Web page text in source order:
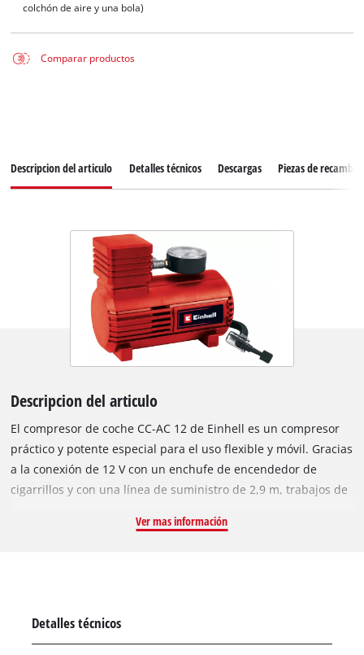
colchón de aire y una bola)
Comparar productos
Descripcion del articulo Detalles técnicos Descargas Piezas de recambio
Descripcion del articulo
El compresor de coche CC-AC 12 de Einhell es un compresor
práctico y potente especial para el uso flexible y móvil. Gracias
a la conexión de 12 V con un enchufe de encendedor de
cigarrillos y con una línea de suministro de 2,9 m, trabajos de
los neumáticos de coche, de moto o de bicicletas y de pelotas,
válvula de cierre rápido para un funcionamiento cómodo y se
Ver mas información
Detalles técnicos